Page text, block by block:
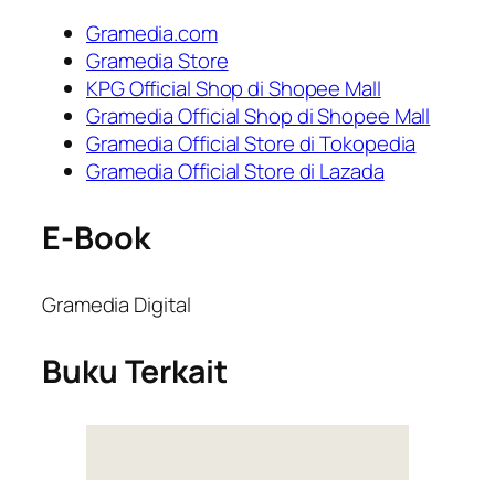
Gramedia.com
Gramedia Store
KPG Official Shop di Shopee Mall
Gramedia Official Shop di Shopee Mall
Gramedia Official Store di Tokopedia
Gramedia Official Store di Lazada
E-Book
Gramedia Digital
Buku Terkait